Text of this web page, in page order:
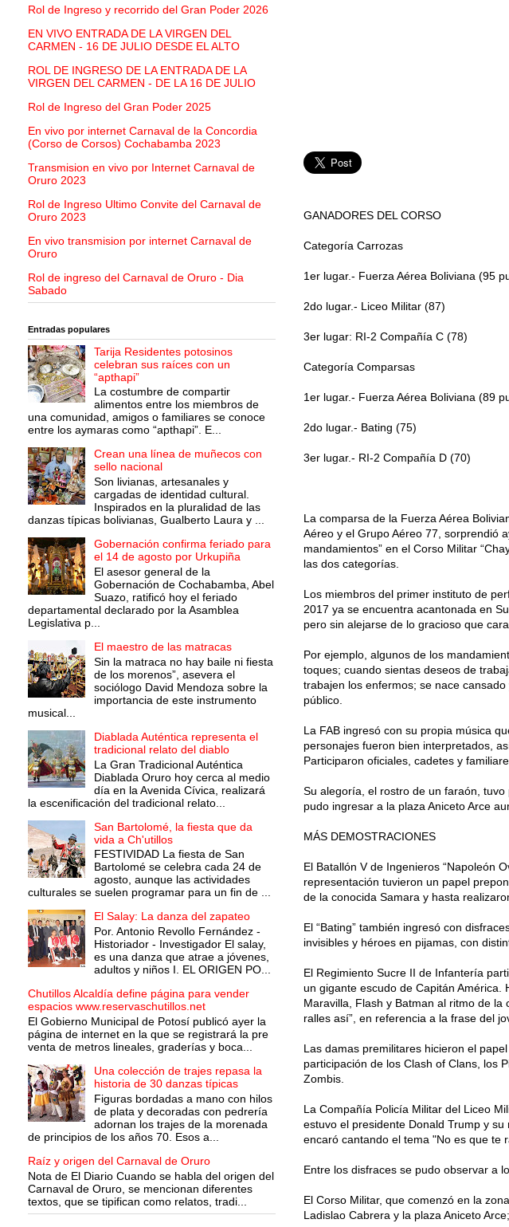
GANADORES DEL CORSO
Categoría Carrozas
1er lugar.- Fuerza Aérea Boliviana (95
2do lugar.- Liceo Militar (87)
3er lugar: RI-2 Compañía C (78)
Categoría Comparsas
1er lugar.- Fuerza Aérea Boliviana (89
2do lugar.- Bating (75)
3er lugar.- RI-2 Compañía D (70)
La comparsa de la Fuerza Aérea
Aéreo y el Grupo Aéreo 77, sorprendió
mandamientos” en el Corso Militar
las dos categorías.
Los miembros del primer instituto de
2017 ya se encuentra acantonada en
pero sin alejarse de lo gracioso que
Por ejemplo, algunos de los
toques; cuando sientas deseos de
trabajen los enfermos; se nace
público.
La FAB ingresó con su propia música
personajes fueron bien interpretados,
Participaron oficiales, cadetes y
Su alegoría, el rostro de un faraón,
pudo ingresar a la plaza Aniceto Arce
MÁS DEMOSTRACIONES
El Batallón V de Ingenieros “Napoleón
representación tuvieron un papel
de la conocida Samara y hasta
El “Bating” también ingresó con
invisibles y héroes en pijamas, con
El Regimiento Sucre II de Infantería
un gigante escudo de Capitán
Maravilla, Flash y Batman al ritmo de
ralles así”, en referencia a la frase del
Las damas premilitares hicieron el
participación de los Clash of Clans, los
Zombis.
La Compañía Policía Militar del Liceo
estuvo el presidente Donald Trump y
encaró cantando el tema "No es que te
Entre los disfraces se pudo observar a
El Corso Militar, que comenzó en la
Ladislao Cabrera y la plaza Aniceto
Rol de Ingreso y recorrido del Gran Poder 2026
EN VIVO ENTRADA DE LA VIRGEN DEL
CARMEN - 16 DE JULIO DESDE EL ALTO
ROL DE INGRESO DE LA ENTRADA DE LA
VIRGEN DEL CARMEN - DE LA 16 DE JULIO
Rol de Ingreso del Gran Poder 2025
En vivo por internet Carnaval de la Concordia
(Corso de Corsos) Cochabamba 2023
Transmision en vivo por Internet Carnaval de
Oruro 2023
Rol de Ingreso Ultimo Convite del Carnaval de
Oruro 2023
En vivo transmision por internet Carnaval de
Oruro
Rol de ingreso del Carnaval de Oruro - Dia
Sabado
Entradas populares
Tarija Residentes potosinos
celebran sus raíces con un
“apthapi”
La costumbre de compartir
alimentos entre los miembros de
una comunidad, amigos o familiares se conoce
entre los aymaras como “apthapi”. E...
Crean una línea de muñecos con
sello nacional
Son livianas, artesanales y
cargadas de identidad cultural.
Inspirados en la pluralidad de las
danzas típicas bolivianas, Gualberto Laura y ...
Gobernación confirma feriado para
el 14 de agosto por Urkupiña
El asesor general de la
Gobernación de Cochabamba, Abel
Suazo, ratificó hoy el feriado
departamental declarado por la Asamblea
Legislativa p...
El maestro de las matracas
Sin la matraca no hay baile ni fiesta
de los morenos”, asevera el
sociólogo David Mendoza sobre la
importancia de este instrumento
musical...
Diablada Auténtica representa el
tradicional relato del diablo
La Gran Tradicional Auténtica
Diablada Oruro hoy cerca al medio
día en la Avenida Cívica, realizará
la escenificación del tradicional relato...
San Bartolomé, la fiesta que da
vida a Ch'utillos
FESTIVIDAD La fiesta de San
Bartolomé se celebra cada 24 de
agosto, aunque las actividades
culturales se suelen programar para un fin de ...
El Salay: La danza del zapateo
Por. Antonio Revollo Fernández -
Historiador - Investigador El salay,
es una danza que atrae a jóvenes,
adultos y niños I. EL ORIGEN PO...
Chutillos Alcaldía define página para vender
espacios www.reservaschutillos.net
El Gobierno Municipal de Potosí publicó ayer la
página de internet en la que se registrará la pre
venta de metros lineales, graderías y boca...
Una colección de trajes repasa la
historia de 30 danzas típicas
Figuras bordadas a mano con hilos
de plata y decoradas con pedrería
adornan los trajes de la morenada
de principios de los años 70. Esos a...
Raíz y origen del Carnaval de Oruro
Nota de El Diario Cuando se habla del origen del
Carnaval de Oruro, se mencionan diferentes
textos, que se tipifican como relatos, tradi...